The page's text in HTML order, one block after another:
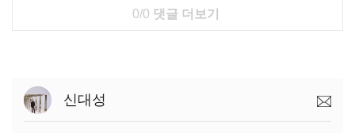
0/0 댓글 더보기
신대성